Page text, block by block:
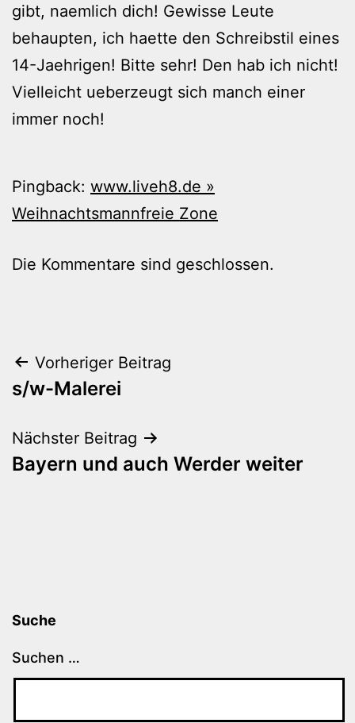
gibt, naemlich dich! Gewisse Leute
behaupten, ich haette den Schreibstil eines
14-Jaehrigen! Bitte sehr! Den hab ich nicht!
Vielleicht ueberzeugt sich manch einer
immer noch!
Pingback: www.liveh8.de »
Weihnachtsmannfreie Zone
Die Kommentare sind geschlossen.
Beitragsnavigation
Vorheriger Beitrag
s/w-Malerei
Nächster Beitrag
Bayern und auch Werder weiter
Suche
Suchen …